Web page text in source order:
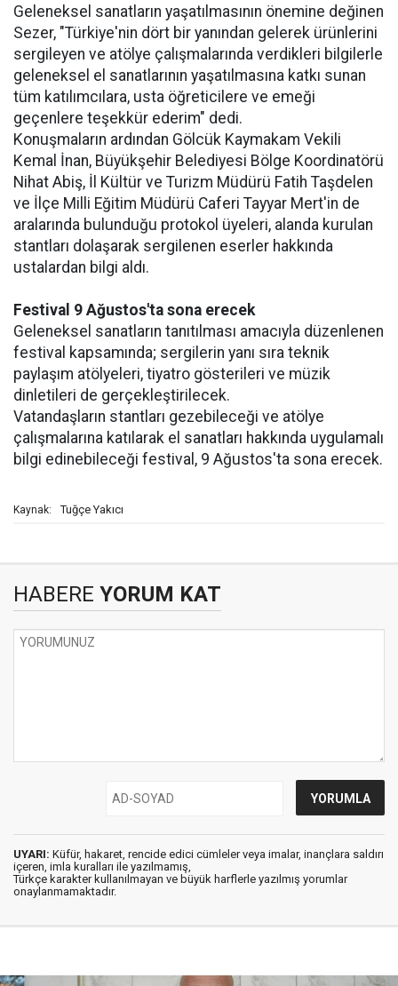
Geleneksel sanatların yaşatılmasının önemine değinen
Sezer, "Türkiye'nin dört bir yanından gelerek ürünlerini
sergileyen ve atölye çalışmalarında verdikleri bilgilerle
geleneksel el sanatlarının yaşatılmasına katkı sunan
tüm katılımcılara, usta öğreticilere ve emeği
geçenlere teşekkür ederim" dedi.
Konuşmaların ardından Gölcük Kaymakam Vekili
Kemal İnan, Büyükşehir Belediyesi Bölge Koordinatörü
Nihat Abiş, İl Kültür ve Turizm Müdürü Fatih Taşdelen
ve İlçe Milli Eğitim Müdürü Caferi Tayyar Mert'in de
aralarında bulunduğu protokol üyeleri, alanda kurulan
stantları dolaşarak sergilenen eserler hakkında
ustalardan bilgi aldı.
Festival 9 Ağustos'ta sona erecek
Geleneksel sanatların tanıtılması amacıyla düzenlenen
festival kapsamında; sergilerin yanı sıra teknik
paylaşım atölyeleri, tiyatro gösterileri ve müzik
dinletileri de gerçekleştirilecek.
Vatandaşların stantları gezebileceği ve atölye
çalışmalarına katılarak el sanatları hakkında uygulamalı
bilgi edinebileceği festival, 9 Ağustos'ta sona erecek.
Kaynak: Tuğçe Yakıcı
HABERE YORUM KAT
UYARI: Küfür, hakaret, rencide edici cümleler veya imalar, inançlara saldırı
içeren, imla kuralları ile yazılmamış,
Türkçe karakter kullanılmayan ve büyük harflerle yazılmış yorumlar
onaylanmamaktadır.